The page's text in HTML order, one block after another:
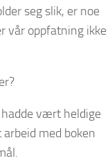
seg slik, er noe
vår oppfatning ikke
vært heldige
med boken